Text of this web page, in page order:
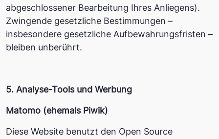
abgeschlossener Bearbeitung Ihres Anliegens).
Zwingende gesetzliche Bestimmungen –
insbesondere gesetzliche Aufbewahrungsfristen –
bleiben unberührt.
5. Analyse-Tools und Werbung
Matomo (ehemals Piwik)
Diese Website benutzt den Open Source